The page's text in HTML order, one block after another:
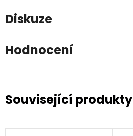
Diskuze
Hodnocení
Související produkty